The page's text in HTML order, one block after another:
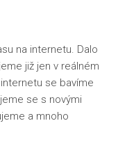
na internetu. Dalo
již jen v reálném
se bavíme
se s novými
a mnoho